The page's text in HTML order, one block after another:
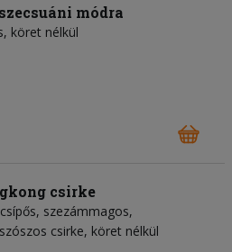
módra
köret nélkül
csirke
szezámmagos,
csirke, köret nélkül